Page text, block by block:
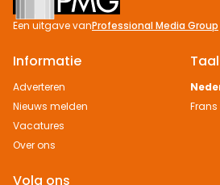
Een uitgave vanProfessional Media Group
Informatie
Adverteren
Nieuws melden
Vacatures
Over ons
Taal
Frans
Volg ons